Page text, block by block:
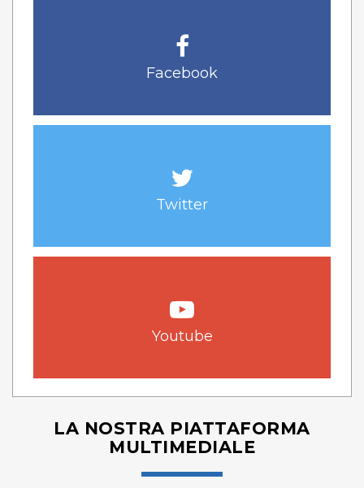
Facebook
Twitter
Youtube
LA NOSTRA PIATTAFORMA
MULTIMEDIALE